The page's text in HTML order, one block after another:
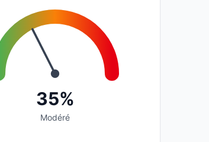
35%
Modéré